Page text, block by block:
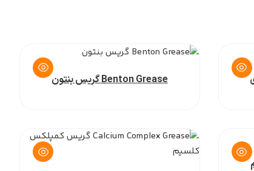
Benton Grease گریس بنتون